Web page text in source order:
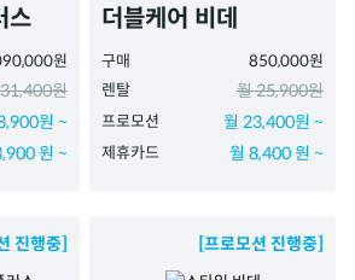
스
원
원
원 ~
원 ~
더블케어 비데
구매
850,000원
렌탈
월 25,900원
프로모션 월 23,400원 ~
제휴카드 월 8,400 원 ~
진행중] [프로모션 진행중]